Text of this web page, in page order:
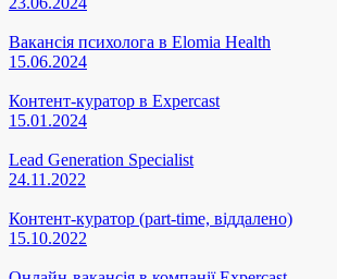
Освіта
Школи
Вакансія психолога в Elomia Health
15.06.2024
Контент-куратор в Expercast
15.01.2024
Lead Generation Specialist
24.11.2022
Контент-куратор (part-time, віддалено)
15.10.2022